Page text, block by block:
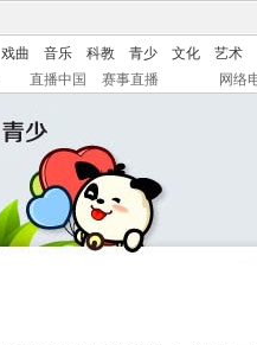
戏曲 音乐 科教 青少 文化
艺术
直播中国 赛事直播 网络